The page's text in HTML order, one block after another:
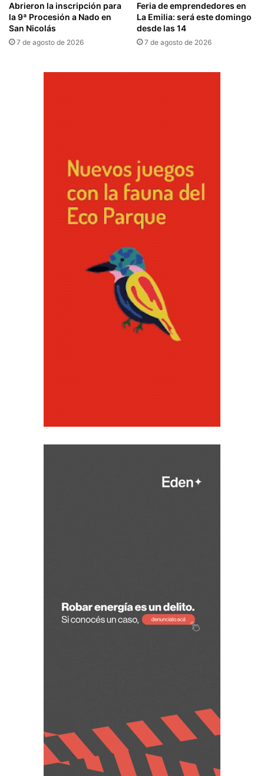
Abrieron la inscripción para
la 9ª Procesión a Nado en
San Nicolás
7 de agosto de 2026
Feria de emprendedores en
La Emilia: será este domingo
desde las 14
7 de agosto de 2026